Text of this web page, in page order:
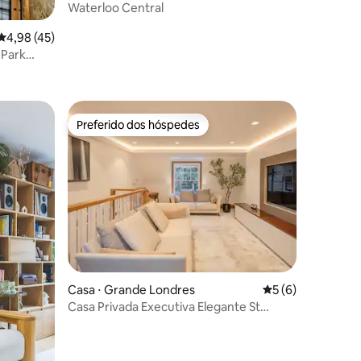
de uma avaliação média de 5, 45 avaliações
4,98 (45)
Waterloo Central
Preferido dos hóspedes
Preferido dos hóspedes
Casa ⋅ Grande Londres 5 de uma
5 (6)
Casa Privada Executiva Elegante St